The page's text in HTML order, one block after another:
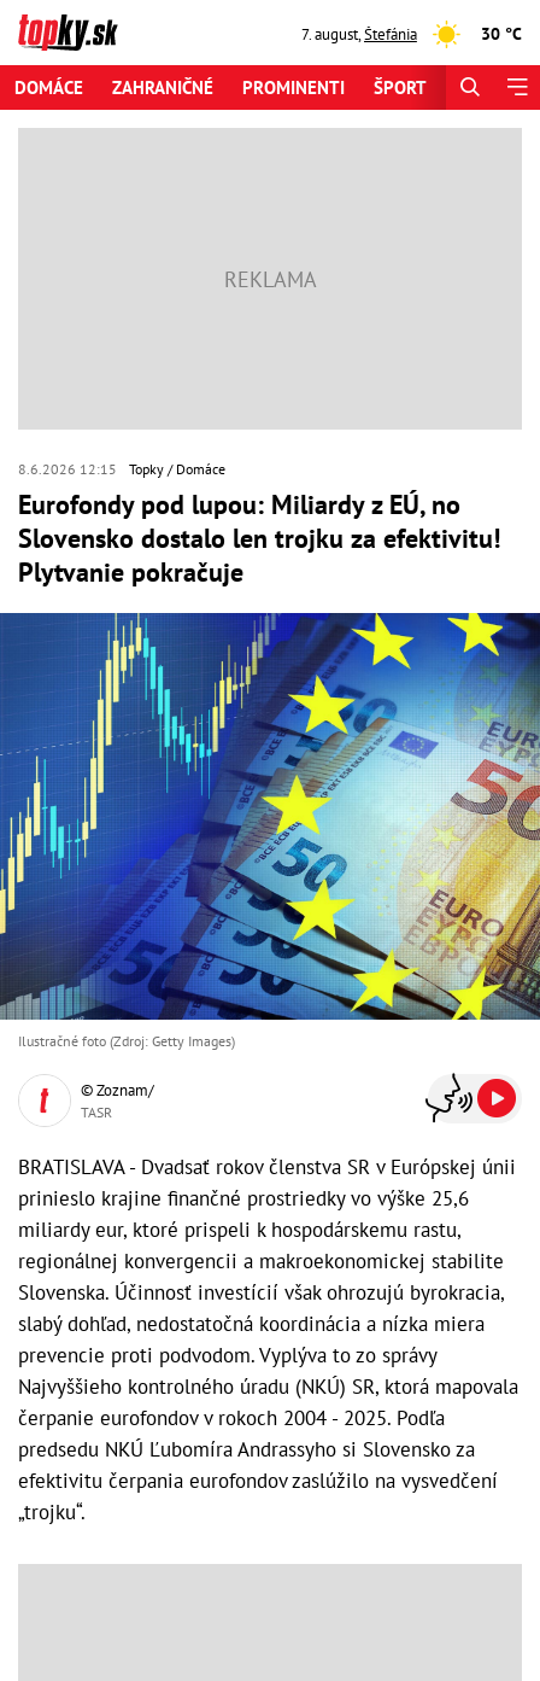
7. august,Štefánia 30 °C
DOMÁCE ZAHRANIČNÉ PROMINENTI ŠPORT
8.6.2026 12:15 Topky Domáce
Eurofondy pod lupou: Miliardy z EÚ, no
Slovensko dostalo len trojku za efektivitu!
Plytvanie pokračuje
Ilustračné foto (Zdroj: Getty Images)
© Zoznam/
TASR
BRATISLAVA - Dvadsať rokov členstva SR v Európskej únii
prinieslo krajine finančné prostriedky vo výške 25,6
miliardy eur, ktoré prispeli k hospodárskemu rastu,
regionálnej konvergencii a makroekonomickej stabilite
Slovenska. Účinnosť investícií však ohrozujú byrokracia,
slabý dohľad, nedostatočná koordinácia a nízka miera
prevencie proti podvodom. Vyplýva to zo správy
Najvyššieho kontrolného úradu (NKÚ) SR, ktorá mapovala
čerpanie eurofondov v rokoch 2004 - 2025. Podľa
predsedu NKÚ Ľubomíra Andrassyho si Slovensko za
efektivitu čerpania eurofondov zaslúžilo na vysvedčení
„trojku“.